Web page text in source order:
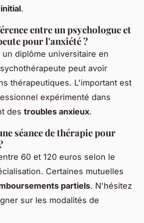
.
entre un psychologue et
pour l'anxiété ?
diplôme universitaire en
peut avoir
thérapeutiques. L'important est
expérimenté dans
des troubles anxieux.
séance de thérapie pour
60 et 120 euros selon le
Certaines mutuelles
partiels. N'hésitez
sur les modalités de